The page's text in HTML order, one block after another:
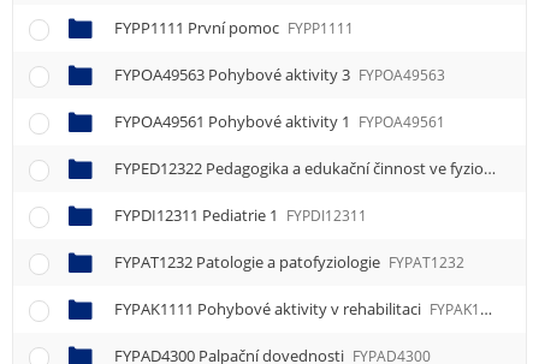
FYPP1111 První pomoc FYPP1111
FYPOA49563 Pohybové aktivity 3 FYPOA49563
FYPOA49561 Pohybové aktivity 1 FYPOA49561
FYPED12322 Pedagogika a edukační činnost ve fyzioterapii 2
FYPDI12311 Pediatrie 1 FYPDI12311
FYPAT1232 Patologie a patofyziologie FYPAT1232
FYPAK1111 Pohybové aktivity v rehabilitaci FYPAK1111
FYPAD4300 Palpační dovednosti FYPAD4300